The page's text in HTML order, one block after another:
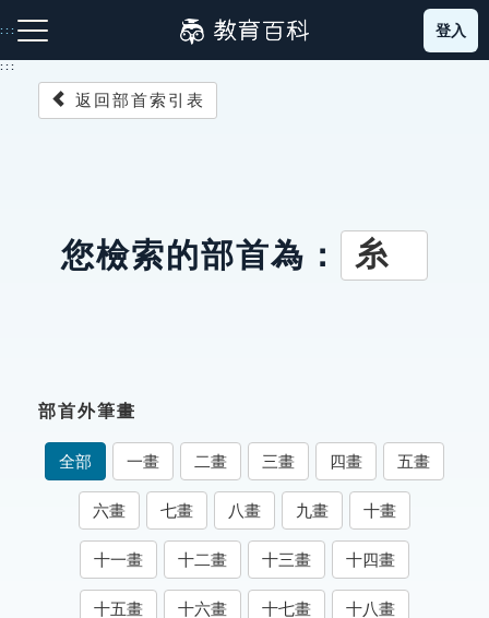
到
主
:::
成語故事
索引選單
知識索引
單字索引
登入
:::
返回部首索引表
您檢索的部首為： 糸
部首外筆畫
全部 一畫 二畫 三畫 四畫 五畫
六畫 七畫 八畫 九畫 十畫
十一畫 十二畫 十三畫 十四畫
十五畫 十六畫 十七畫 十八畫